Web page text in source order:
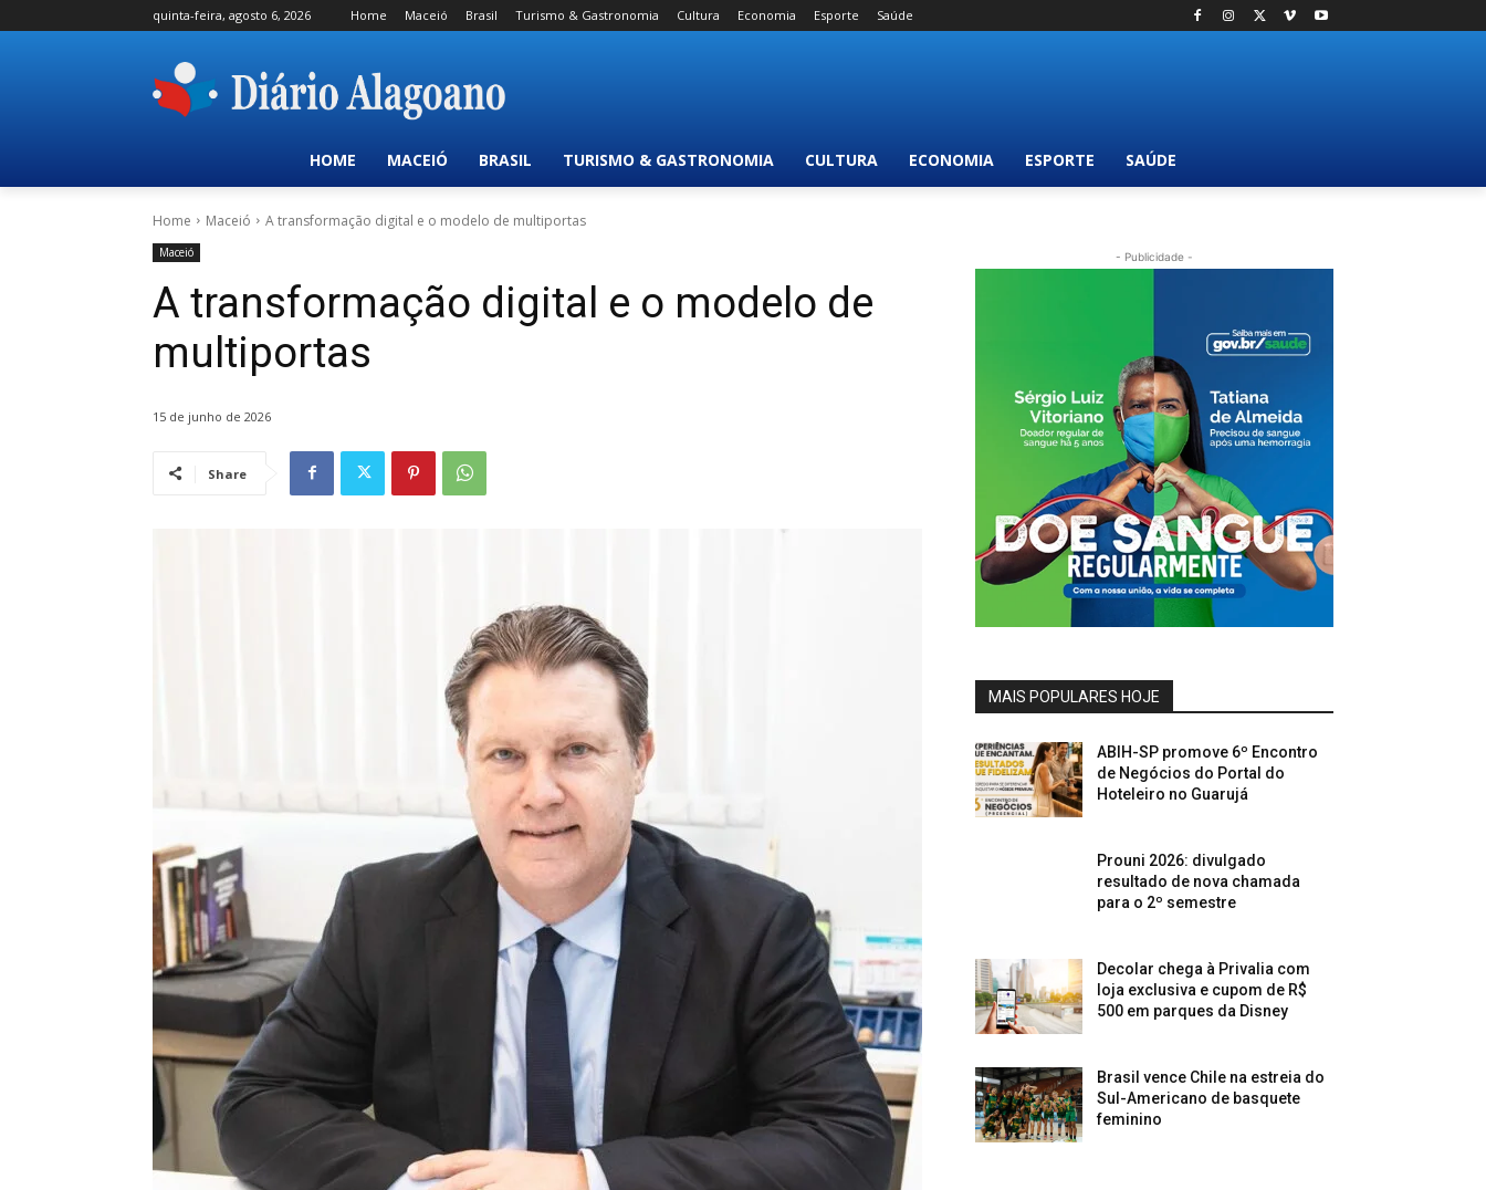
quinta-feira, agosto 6, 2026 Home Maceió Brasil Turismo & Gastronomia Cultura Economia Esporte Saúde
HOME MACEIÓ BRASIL TURISMO & GASTRONOMIA CULTURA ECONOMIA ESPORTE SAÚDE
Home Maceió A transformação digital e o modelo de multiportas
Maceió
A transformação digital e o modelo de
multiportas
15 de junho de 2026
Share
- Publicidade -
MAIS POPULARES HOJE
ABIH-SP promove 6º Encontro
de Negócios do Portal do
Hoteleiro no Guarujá
Prouni 2026: divulgado
resultado de nova chamada
para o 2º semestre
Decolar chega à Privalia com
loja exclusiva e cupom de R$
500 em parques da Disney
Brasil vence Chile na estreia do
Sul-Americano de basquete
feminino